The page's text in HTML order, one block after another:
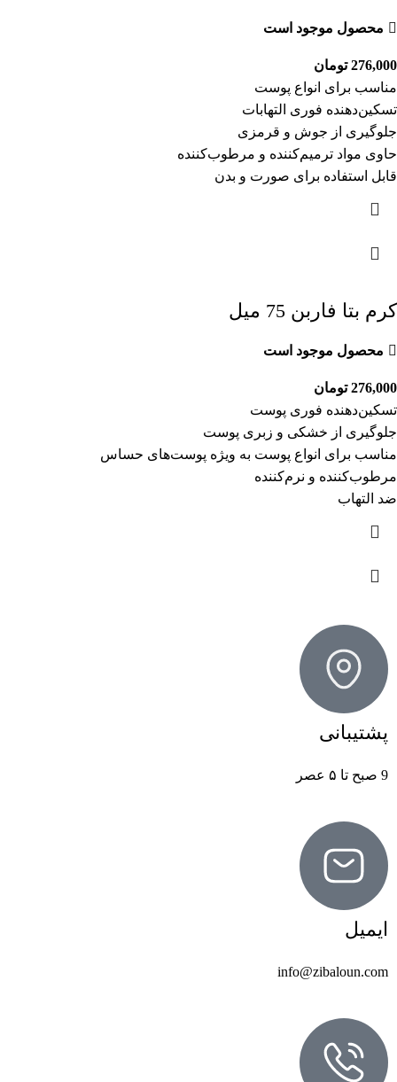
محصول موجود است
276,000 تومان
مناسب برای انواع پوست
تسکین‌دهنده فوری التهابات
جلوگیری از جوش و قرمزی
حاوی مواد ترمیم‌کننده و مرطوب‌کننده
قابل استفاده برای صورت و بدن
کرم بتا فاربن 75 میل
محصول موجود است
276,000 تومان
تسکین‌دهنده فوری پوست
جلوگیری از خشکی و زبری پوست
مناسب برای انواع پوست به ویژه پوست‌های حساس
مرطوب‌کننده و نرم‌کننده
ضد التهاب
پشتیبانی
9 صبح تا ۵ عصر
ایمیل
info@zibaloun.com